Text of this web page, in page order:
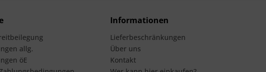
allg.
öE
Informationen
Lieferbeschränkungen
Über uns
Kontakt